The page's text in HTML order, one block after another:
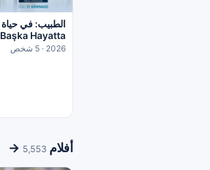
Başka Hayatta)
2026 · 5 شخص
أفلام5,553
→